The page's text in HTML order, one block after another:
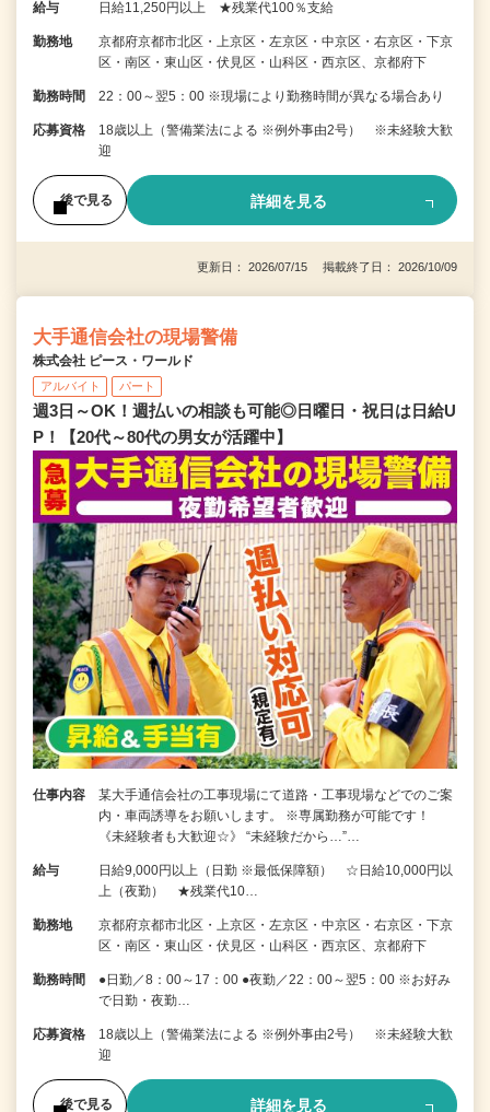
給与 日給11,250円以上 ★残業代100％支給
勤務地
京都府京都市北区・上京区・左京区・中京区・右京区・下京
区・南区・東山区・伏見区・山科区・西京区、京都府下
勤務時間 22：00～翌5：00 ※現場により勤務時間が異なる場合あり
応募資格
18歳以上（警備業法による ※例外事由2号） ※未経験大歓
迎
後で見る 詳細を見る
更新日： 2026/07/15 掲載終了日： 2026/10/09
大手通信会社の現場警備
株式会社 ピース・ワールド
アルバイト パート
週3日～OK！週払いの相談も可能◎日曜日・祝日は日給U
P！【20代～80代の男女が活躍中】
仕事内容
某大手通信会社の工事現場にて道路・工事現場などでのご案
内・車両誘導をお願いします。 ※専属勤務が可能です！
《未経験者も大歓迎☆》 “未経験だから…”…
給与
日給9,000円以上（日勤 ※最低保障額） ☆日給10,000円以
上（夜勤） ★残業代10…
勤務地
京都府京都市北区・上京区・左京区・中京区・右京区・下京
区・南区・東山区・伏見区・山科区・西京区、京都府下
勤務時間
●日勤／8：00～17：00 ●夜勤／22：00～翌5：00 ※お好み
で日勤・夜勤…
応募資格
18歳以上（警備業法による ※例外事由2号） ※未経験大歓
迎
後で見る 詳細を見る